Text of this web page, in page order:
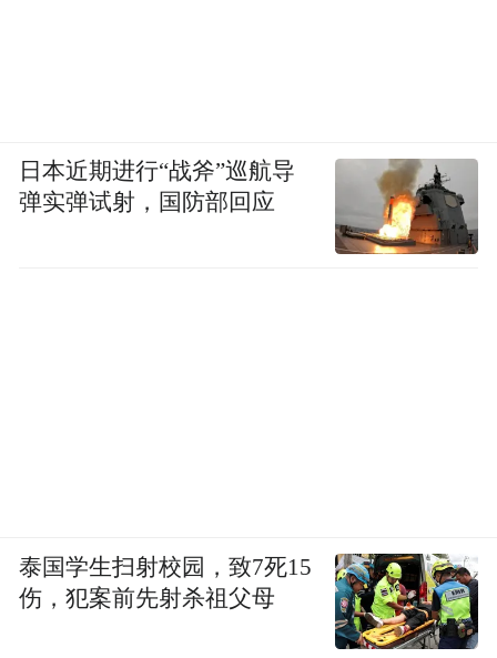
日本近期进行“战斧”巡航导
弹实弹试射，国防部回应
泰国学生扫射校园，致7死15
伤，犯案前先射杀祖父母